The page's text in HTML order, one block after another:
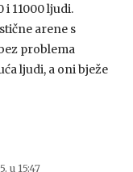
i 11000 ljudi.
arene s
problema
ljudi, a oni bježe
u 15:47